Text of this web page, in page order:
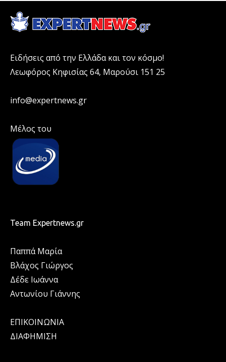
Ειδήσεις από την Ελλάδα και τον κόσμο!
Λεωφόρος Κηφισίας 64, Μαρούσι 151 25
info@expertnews.gr
Μέλος του
Team Expertnews.gr
Παππά Μαρία
Βλάχος Γιώργος
Δέδε Ιωάννα
Αντωνίου Γιάννης
ΕΠΙΚΟΙΝΩΝΙΑ
ΔΙΑΦΗΜΙΣΗ